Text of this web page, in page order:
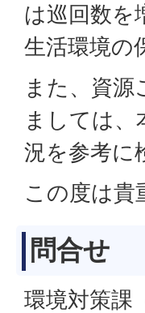
は巡回数を
生活環境の
また、資
ましては
況を参考に
この度は
問合せ
環境対策